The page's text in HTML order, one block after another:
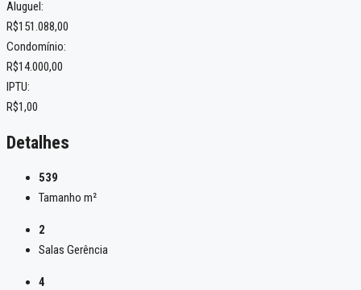
Aluguel:
R$151.088,00
Condomínio:
R$14.000,00
IPTU:
R$1,00
Detalhes
539
Tamanho m²
2
Salas Gerência
4